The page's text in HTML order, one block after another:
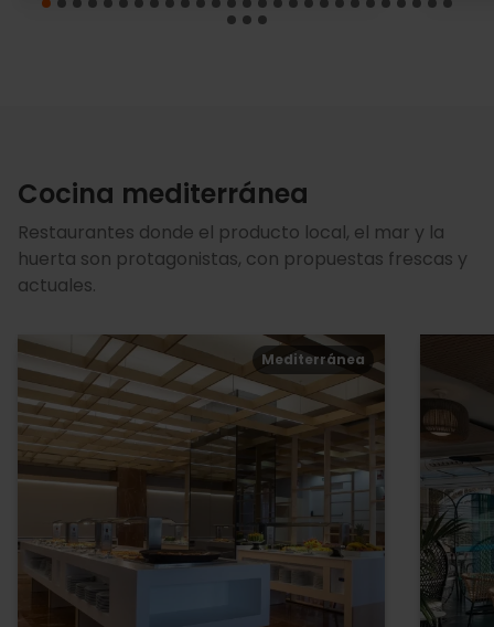
Cocina mediterránea
Restaurantes donde el producto local, el mar y la
huerta son protagonistas, con propuestas frescas y
actuales.
Mediterránea